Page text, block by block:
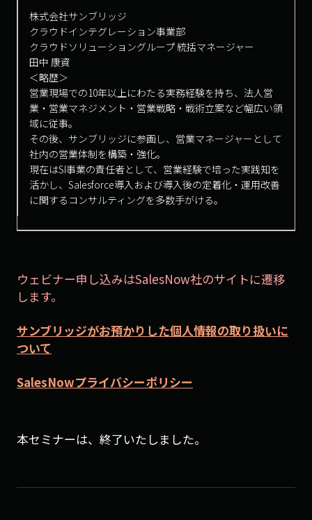
株式会社サンブリッジ
クラウドインテグレーション事業部
クラウドソリューショングループ 統括マネージャー
田中 康資
＜略歴＞
営業現場での10年以上にわたる実務経験を持ち、法人営
業・営業マネジメント・営業戦略・戦術立案など幅広い領
域に従事。
その後、サンブリッジに参画し、営業マネージャーとして
社内の営業体制を構築・強化。
現在はSI事業の責任者として、営業経験で培った実践知を
活かし、Salesforce導入および導入後の定着化・運用改善
に関するコンサルティングを多数手がける。
ウェビナー申し込みはSalesNow社のサイトに遷移
します。
サンブリッジがお預かりした個人情報の取り扱いに
ついて
SalesNowプライバシーポリシー
本セミナーは、終了いたしました。